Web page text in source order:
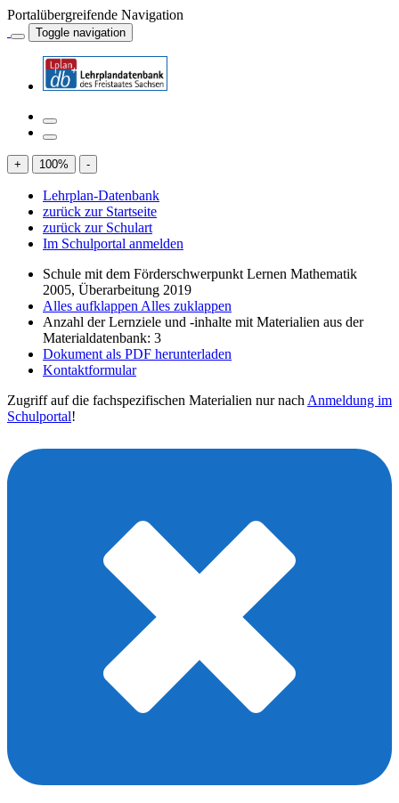
Portalübergreifende Navigation
Toggle navigation
+ 100% -
Lehrplan-Datenbank
zurück zur Startseite
zurück zur Schulart
Im Schulportal anmelden
Schule mit dem Förderschwerpunkt Lernen Mathematik
2005, Überarbeitung 2019
Alles aufklappen Alles zuklappen
Anzahl der Lernziele und -inhalte mit Materialien aus der
Materialdatenbank: 3
Dokument als PDF herunterladen
Kontaktformular
Zugriff auf die fachspezifischen Materialien nur nach Anmeldung im
Schulportal!